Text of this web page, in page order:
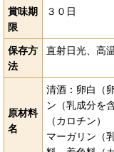
賞味期
限
３０日
保存方
法
直射日光、高
原材料
名
清酒：卵白（
ン（乳成分を
（カロチン
マーガリン（